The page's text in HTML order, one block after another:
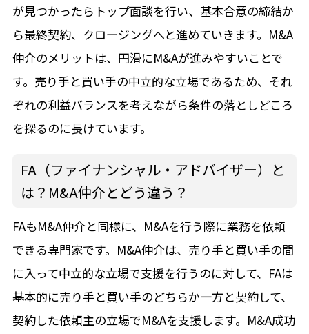
が見つかったらトップ面談を行い、基本合意の締結か
ら最終契約、クロージングへと進めていきます。M&A
仲介のメリットは、円滑にM&Aが進みやすいことで
す。売り手と買い手の中立的な立場であるため、それ
ぞれの利益バランスを考えながら条件の落としどころ
を探るのに長けています。
FA（ファイナンシャル・アドバイザー）と
は？M&A仲介とどう違う？
FAもM&A仲介と同様に、M&Aを行う際に業務を依頼
できる専門家です。M&A仲介は、売り手と買い手の間
に入って中立的な立場で支援を行うのに対して、FAは
基本的に売り手と買い手のどちらか一方と契約して、
契約した依頼主の立場でM&Aを支援します。M&A成功